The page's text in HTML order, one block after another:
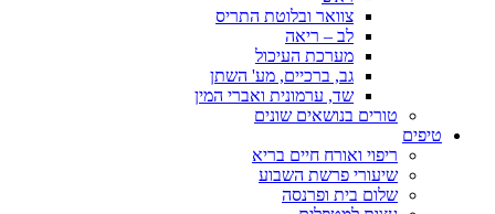
צוואר ובלוטת התריס
לב – ריאה
מערכת העיכול
גב, ברכיים, מע' השתן
שד, ערמונית ואברי המין
טורים בנושאים שונים
טיפים
ריפוי ואורח חיים בריא
שיעורי פרשת השבוע
שלום בית ופרנסה